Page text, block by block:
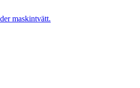
maskintvätt.